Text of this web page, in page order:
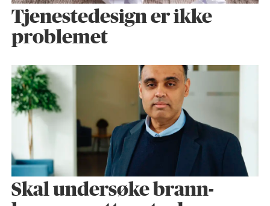
Tjenestedesign er ikke
problemet
Skal undersøke brann­